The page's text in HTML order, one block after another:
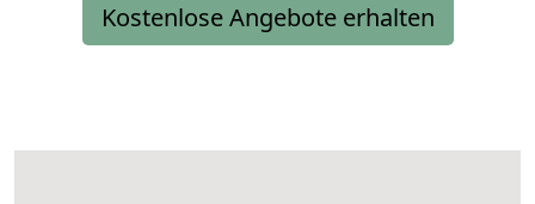
Kostenlose Angebote erhalten